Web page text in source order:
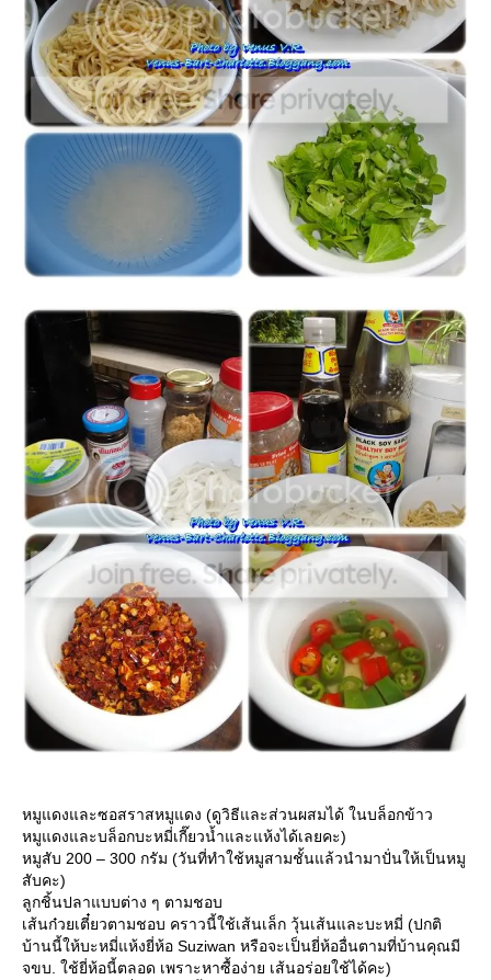
หมูแดงและซอสราสหมูแดง (ดูวิธีและส่วนผสมได้ ในบล็อกข้าว
หมูแดงและบล็อกบะหมี่เกี๊ยวน้ำและแห้งได้เลยคะ)
หมูสับ 200 – 300 กรัม (วันที่ทำใช้หมูสามชั้นแล้วนำมาปั่นให้เป็นหมู
สับคะ)
ลูกชิ้นปลาแบบต่าง ๆ ตามชอบ
เส้นก๋วยเตี๋ยวตามชอบ คราวนี้ใช้เส้นเล็ก วุ้นเส้นและบะหมี่ (ปกติ
บ้านนี้ให้บะหมี่แห้งยี่ห้อ Suziwan หรือจะเป็นยี่ห้ออื่นตามที่บ้านคุณมี
จขบ. ใช้ยี่ห้อนี้ตลอด เพราะหาซื้อง่าย เส้นอร่อยใช้ได้คะ)